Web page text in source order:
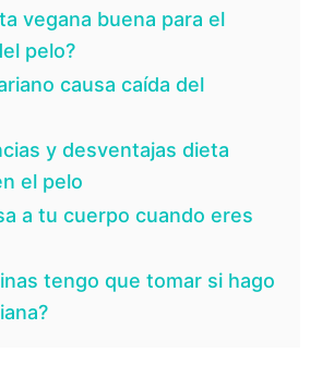
vegana buena para el
pelo?
causa caída del
y desventajas dieta
el pelo
a tu cuerpo cuando eres
tengo que tomar si hago